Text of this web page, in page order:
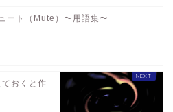
ート（Mute）〜用語集〜
おくと作